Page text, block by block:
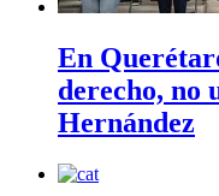
En
derecho,
Hernández